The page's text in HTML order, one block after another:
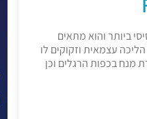
ביותר והוא מתאים
עצמאית וזקוקים לו
מנח בכפות הרגלים וכן